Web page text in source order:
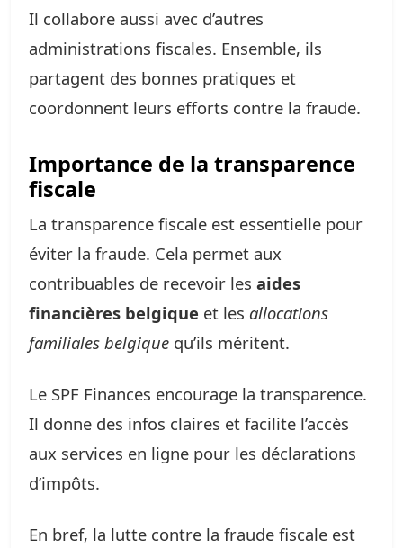
Il collabore aussi avec d’autres
administrations fiscales. Ensemble, ils
partagent des bonnes pratiques et
coordonnent leurs efforts contre la fraude.
Importance de la transparence
fiscale
La transparence fiscale est essentielle pour
éviter la fraude. Cela permet aux
contribuables de recevoir les aides
financières belgique et les allocations
familiales belgique qu’ils méritent.
Le SPF Finances encourage la transparence.
Il donne des infos claires et facilite l’accès
aux services en ligne pour les déclarations
d’impôts.
En bref, la lutte contre la fraude fiscale est